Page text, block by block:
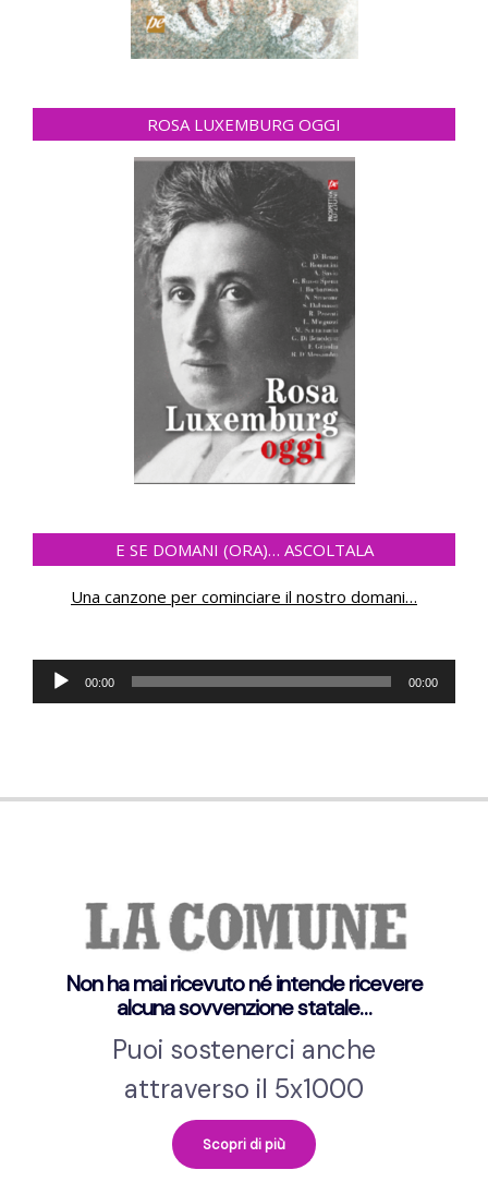
ROSA LUXEMBURG OGGI
E SE DOMANI (ORA)… ASCOLTALA
Una canzone per cominciare il nostro domani…
Audio
Player
00:00 00:00
Non ha mai ricevuto né intende ricevere
alcuna sovvenzione statale…
Puoi sostenerci anche
attraverso il 5x1000
Scopri di più